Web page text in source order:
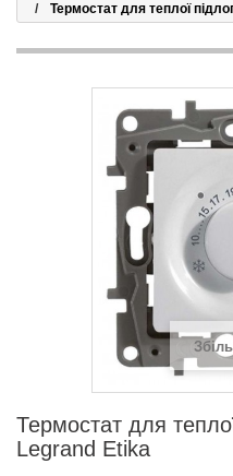
Термостат для теплої
Термостат для
Legrand Etika